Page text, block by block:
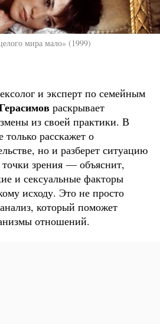
мира мало» (1999)
и эксперт по семейным
раскрывает
из своей практики. В
только расскажет о
но и разберет ситуацию
зрения — объяснит,
и сексуальные факторы
исходу. Это не просто
который поможет
отношений.